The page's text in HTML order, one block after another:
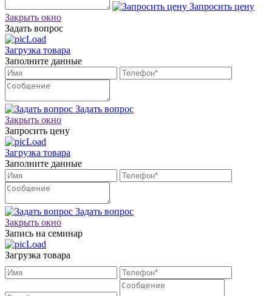
Запросить цену
Закрыть окно
Задать вопрос
Загрузка товара
Заполните данные
Задать вопрос
Закрыть окно
Запросить цену
Загрузка товара
Заполните данные
Задать вопрос
Закрыть окно
Запись на семинар
Загрузка товара